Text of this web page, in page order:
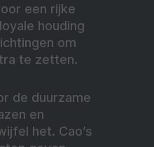
een rijke
houding
om
te zetten.
de duurzame
en
het. Cao’s